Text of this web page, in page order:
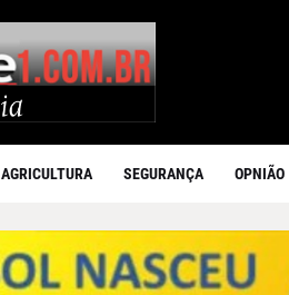
AGRICULTURA SEGURANÇA OPNIÃO